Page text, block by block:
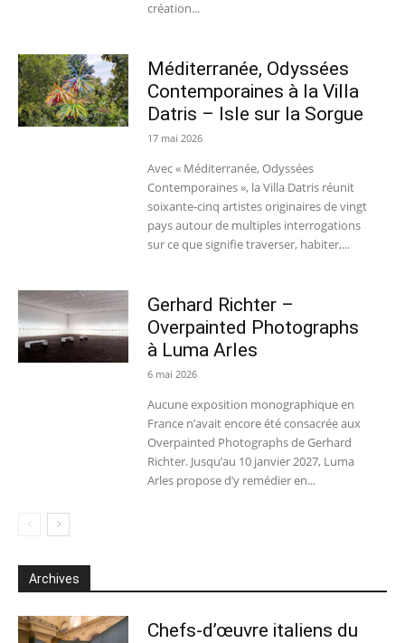
création...
Méditerranée, Odyssées
Contemporaines à la Villa
Datris – Isle sur la Sorgue
17 mai 2026
Avec « Méditerranée, Odyssées
Contemporaines », la Villa Datris réunit
soixante-cinq artistes originaires de vingt
pays autour de multiples interrogations
sur ce que signifie traverser, habiter,...
Gerhard Richter –
Overpainted Photographs
à Luma Arles
6 mai 2026
Aucune exposition monographique en
France n’avait encore été consacrée aux
Overpainted Photographs de Gerhard
Richter. Jusqu’au 10 janvier 2027, Luma
Arles propose d’y remédier en...
Archives
Chefs-d’œuvre italiens du